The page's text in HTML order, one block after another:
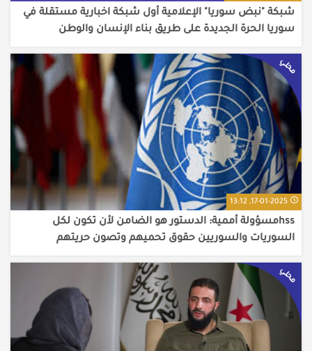
شبكة "نبض سوريا" الإعلامية أول شبكة اخبارية مستقلة في
سوريا الحرة الجديدة على طريق بناء الإنسان والوطن
محلي
17-01-2025, 13:12
hssمسؤولة أممية: الدستور هو الضامن لأن تكون لكل
السوريات والسوريين حقوق تحميهم وتصون حريتهم
محلي